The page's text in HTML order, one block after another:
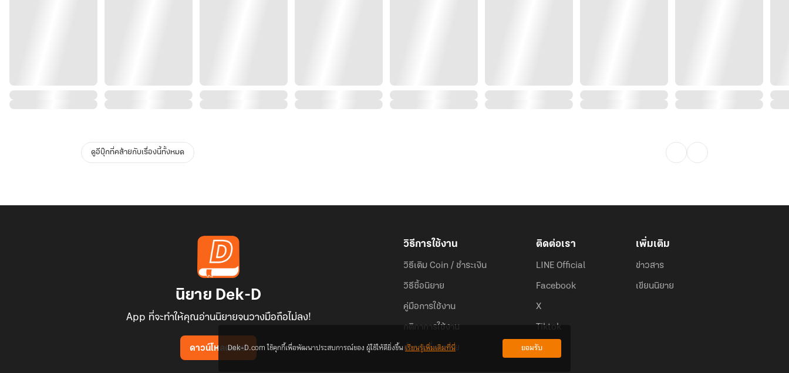
ดูอีบุ๊กที่คล้ายกับเรื่องนี้ทั้งหมด
นิยาย Dek-D
App ที่จะทำให้คุณอ่านนิยายจนวางมือถือไม่ลง!
ดาวน์โหลดแอป
วิธีการใช้งาน
วิธีเติม Coin / ชำระเงิน
วิธีซื้อนิยาย
คู่มือการใช้งาน
กติกาการใช้งาน
คำถามที่พบบ่อย
ติดต่อเรา
LINE Official
Facebook
X
Tiktok
เพิ่มเติม
ข่าวสาร
เขียนนิยาย
Dek-D.com ใช้คุกกี้เพื่อพัฒนาประสบการณ์ของ ผู้ใช้ให้ดียิ่งขึ้นเรียนรู้เพิ่มเติมที่นี่ ยอมรับ